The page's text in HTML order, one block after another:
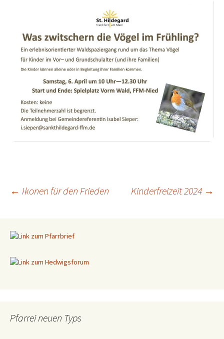
← Ikonen für den Frieden Kinderfreizeit 2024 →
Pfarrei neuen Typs